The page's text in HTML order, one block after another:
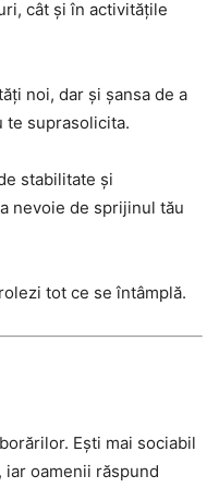
cât și în activitățile
noi, dar și șansa de a
te suprasolicita.
stabilitate și
nevoie de sprijinul tău
tot ce se întâmplă.
Ești mai sociabil
oamenii răspund